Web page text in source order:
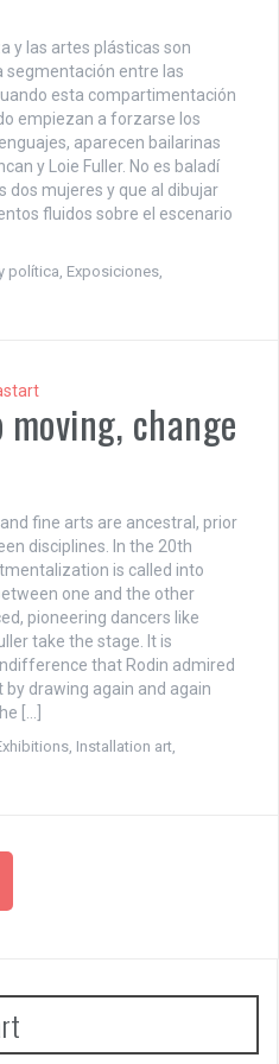
y las artes plásticas son
segmentación entre las
esta compartimentación
empiezan a forzarse los
aparecen bailarinas
y Loie Fuller. No es baladí
dos mujeres y que al dibujar
fluidos sobre el escenario
política, Exposiciones,
change
fine arts are ancestral, prior
disciplines. In the 20th
is called into
one and the other
pioneering dancers like
take the stage. It is
that Rodin admired
drawing again and again
[…]
Installation art